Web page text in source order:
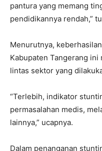
pantura yang memang
pendidikannya rendah,”
Menurutnya,
Kabupaten Tangerang
lintas sektor yang
“Terlebih, indikator
permasalahan medis,
lainnya,” ucapnya.
Dalam penanganan